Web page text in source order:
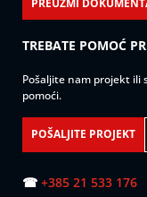
PREUZMI
TREBATE POMOĆ
Pošaljite nam projekt ili
pomoći.
POŠALJITE PROJEKT
☎ +385 21 533 176